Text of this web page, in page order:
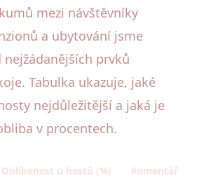
mezi návštěvníky
a ubytování jsme
prvků
Tabulka ukazuje, jaké
nejdůležitější a jaká je
v procentech.
Oblíbenost u hostů (%) Komentář